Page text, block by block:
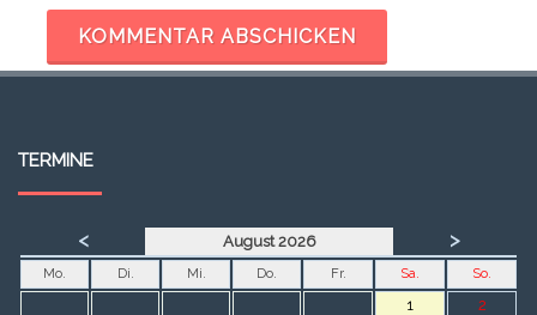
TERMINE
< August 2026 >
Mo. Di. Mi. Do. Fr. Sa. So.
1 2